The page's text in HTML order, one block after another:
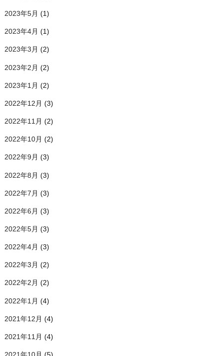
2023年5月 (1)
2023年4月 (1)
2023年3月 (2)
2023年2月 (2)
2023年1月 (2)
2022年12月 (3)
2022年11月 (2)
2022年10月 (2)
2022年9月 (3)
2022年8月 (3)
2022年7月 (3)
2022年6月 (3)
2022年5月 (3)
2022年4月 (3)
2022年3月 (2)
2022年2月 (2)
2022年1月 (4)
2021年12月 (4)
2021年11月 (4)